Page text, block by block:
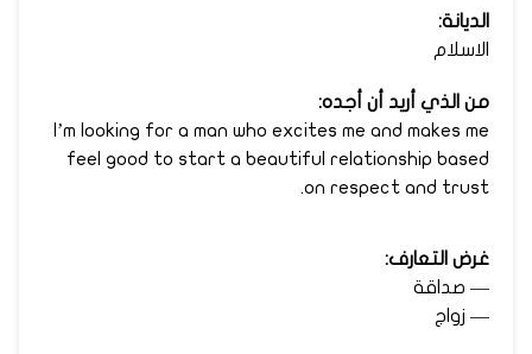
الديانة:
الاسلام
من الذي أريد أن أجده:
I’m looking for a man who excites me and makes me
feel good to start a beautiful relationship based
on respect and trust.
غرض التعارف:
— صداقة
— زواج